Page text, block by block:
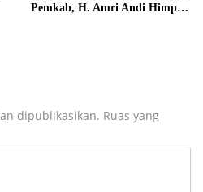
Pemkab, H. Amri Andi Himpun
dipublikasikan. Ruas yang